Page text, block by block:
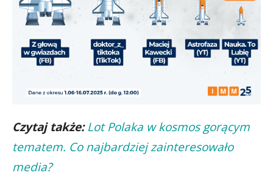
Czytaj także: Lot Polaka w kosmos gorącym
tematem. Co najbardziej zainteresowało
media?